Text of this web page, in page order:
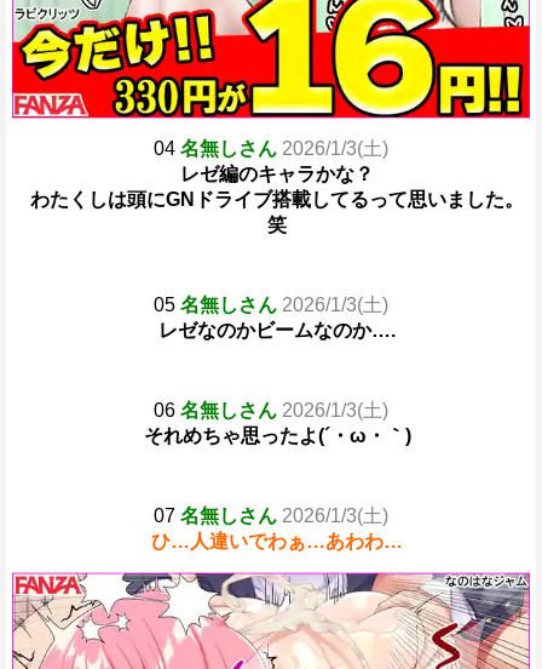
04 名無しさん 2026/1/3(土)
レゼ編のキャラかな？
わたくしは頭にGNドライブ搭載してるって思いました。
笑
05 名無しさん 2026/1/3(土)
レゼなのかビームなのか….
06 名無しさん 2026/1/3(土)
それめちゃ思ったよ(´・ω・｀)
07 名無しさん 2026/1/3(土)
ひ…人違いでわぁ…あわわ…